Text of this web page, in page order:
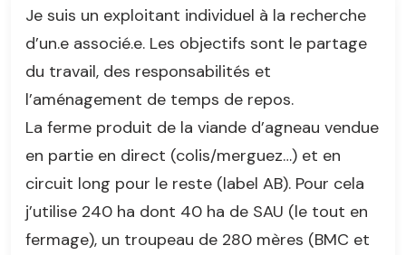
Je suis un exploitant individuel à la recherche
d’un.e associé.e. Les objectifs sont le partage
du travail, des responsabilités et
l’aménagement de temps de repos.
La ferme produit de la viande d’agneau vendue
en partie en direct (colis/merguez…) et en
circuit long pour le reste (label AB). Pour cela
j’utilise 240 ha dont 40 ha de SAU (le tout en
fermage), un troupeau de 280 mères (BMC et